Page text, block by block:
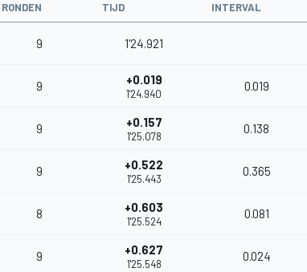
RONDEN TIJD INTERVAL
9 1'24.921
9 +0.019
1'24.940
0.019
9 +0.157
1'25.078
0.138
9 +0.522
1'25.443
0.365
8 +0.603
1'25.524
0.081
9 +0.627
1'25.548
0.024